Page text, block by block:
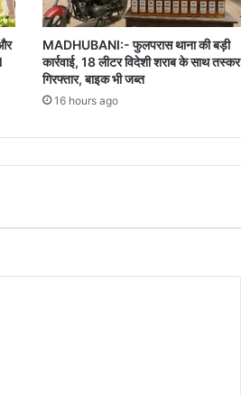
MADHUBANI:- फुलपरास थाना की बड़ी
कार्रवाई, 18 लीटर विदेशी शराब के साथ तस्कर
गिरफ्तार, बाइक भी जब्त
16 hours ago